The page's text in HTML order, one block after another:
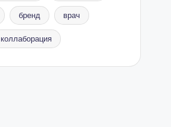
бренд врач
коллаборация